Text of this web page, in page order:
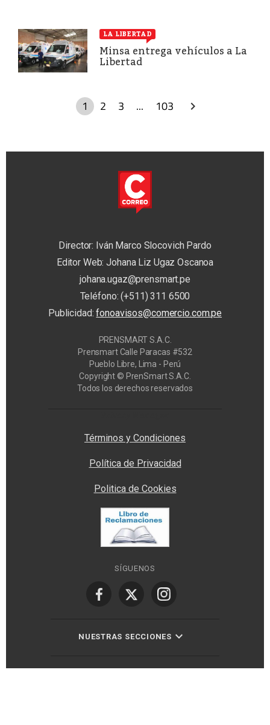
LA LIBERTAD
Minsa entrega vehículos a La
Libertad
1 2 3 ... 103
Director: Iván Marco Slocovich Pardo
Editor Web: Johana Liz Ugaz Oscanoa
johana.ugaz@prensmart.pe
Teléfono: (+511) 311 6500
Publicidad:fonoavisos@comercio.com.pe
PRENSMART S.A.C.
Prensmart Calle Paracas #532
Pueblo Libre, Lima - Perú
Copyright © PrenSmart S.A.C.
Todos los derechos reservados
Términos y Condiciones
Política de Privacidad
Politica de Cookies
SÍGUENOS
NUESTRAS SECCIONES